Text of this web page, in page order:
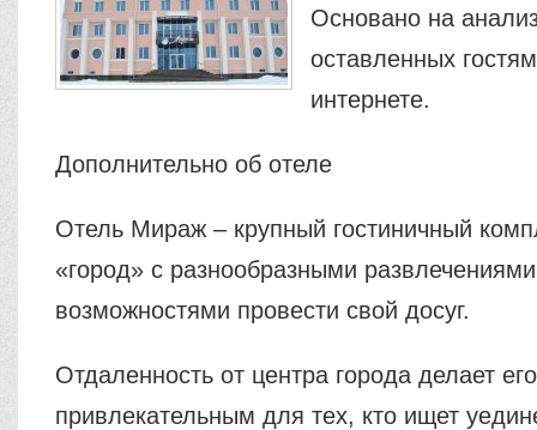
Основано на
оставленных
интернете.
Дополнительно об отеле
Отель Мираж – крупный гостиничный
«город» с разнообразными
возможностями провести свой досуг.
Отдаленность от центра города делает его
привлекательным для тех, кто ищет